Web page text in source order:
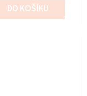
DO KOŠÍKU